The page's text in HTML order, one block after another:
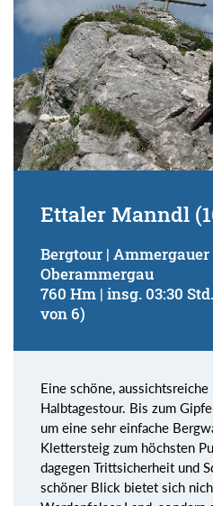
Suchbegriff:
Ettaler Manndl
Bergtour | Ammergauer
Oberammergau
760 Hm | insg. 03:30
von 6)
Eine schöne,
Halbtagestour. Bis zum
um eine sehr einfache
Klettersteig zum höchsten
dagegen Trittsicherheit und
schöner Blick bietet sich